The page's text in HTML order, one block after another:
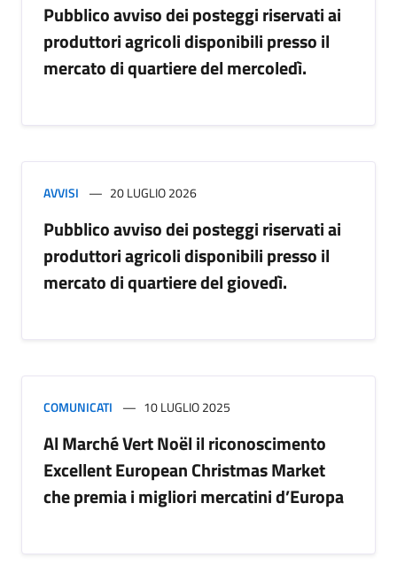
Pubblico avviso dei posteggi riservati ai
produttori agricoli disponibili presso il
mercato di quartiere del mercoledì.
AVVISI 20 LUGLIO 2026
Pubblico avviso dei posteggi riservati ai
produttori agricoli disponibili presso il
mercato di quartiere del giovedì.
COMUNICATI 10 LUGLIO 2025
Al Marché Vert Noël il riconoscimento
Excellent European Christmas Market
che premia i migliori mercatini d’Europa